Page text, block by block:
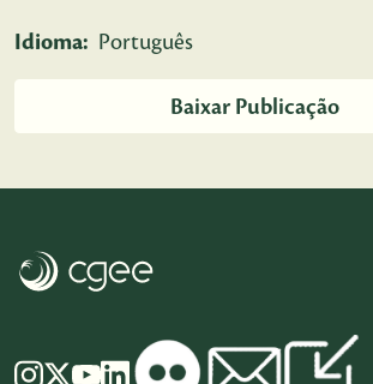
Idioma: Português
Baixar Publicação